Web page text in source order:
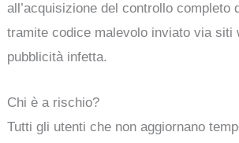
all’acquisizione del controllo completo
tramite codice malevolo inviato via siti
pubblicità infetta.
Chi è a rischio?
Tutti gli utenti che non aggiornano